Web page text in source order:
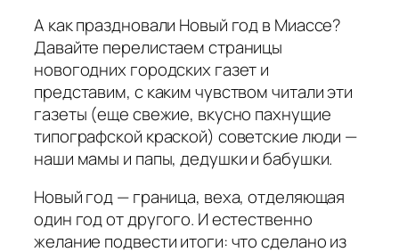
А как праздновали Новый год в Миассе?
Давайте перелистаем страницы
новогодних городских газет и
представим, с каким чувством читали эти
газеты (еще свежие, вкусно пахнущие
типографской краской) советские люди —
наши мамы и папы, дедушки и бабушки.
Новый год — граница, веха, отделяющая
один год от другого. И естественно
желание подвести итоги: что сделано из